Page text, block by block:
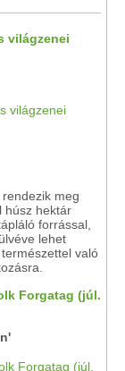
világzenei
meg
húsz hektár
forrással,
lehet
való
Forgatag (júl.